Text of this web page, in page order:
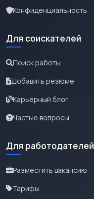
Конфиденциальность
Для соискателей
Поиск работы
Добавить резюме
Карьерный блог
Частые вопросы
Для работодателей
Разместить вакансию
Тарифы